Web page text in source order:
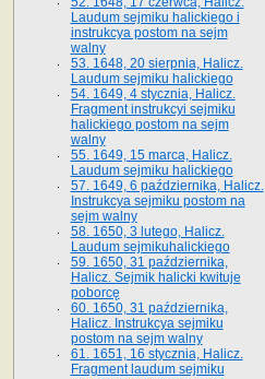
Laudum sejmiku halickiego i
instrukcya postom na sejm
walny
53. 1648, 20 sierpnia, Halicz.
Laudum sejmiku halickiego
54. 1649, 4 stycznia, Halicz.
Fragment instrukcyi sejmiku
halickiego postom na sejm
walny
55. 1649, 15 marca, Halicz.
Laudum sejmiku halickiego
57. 1649, 6 października, Halicz.
Instrukcya sejmiku postom na
sejm walny
58. 1650, 3 lutego, Halicz.
Laudum sejmikuhalickiego
59. 1650, 31 października,
Halicz. Sejmik halicki kwituje
poborcę
60. 1650, 31 października,
Halicz. Instrukcya sejmiku
postom na sejm walny
61. 1651, 16 stycznia, Halicz.
Fragment laudum sejmiku